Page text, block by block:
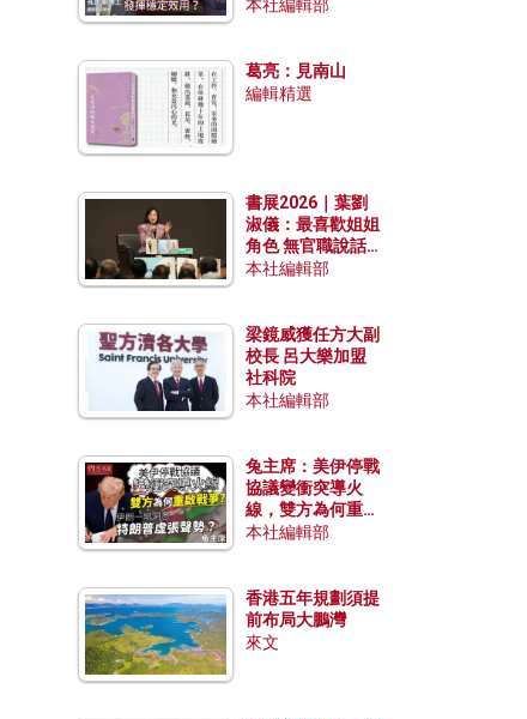
有何異同？中國崛
本社編輯部
葛亮：見南山
編輯精選
書展2026｜葉劉
淑儀：最喜歡姐姐
角色 無官職說話
包袱少
本社編輯部
梁鏡威獲任方大副
校長 呂大樂加盟
社科院
本社編輯部
兔主席：美伊停戰
協議變衝突導火
線，雙方為何重啟
戰爭？伊朗一早洞
本社編輯部
香港五年規劃須提
前布局大鵬灣
來文